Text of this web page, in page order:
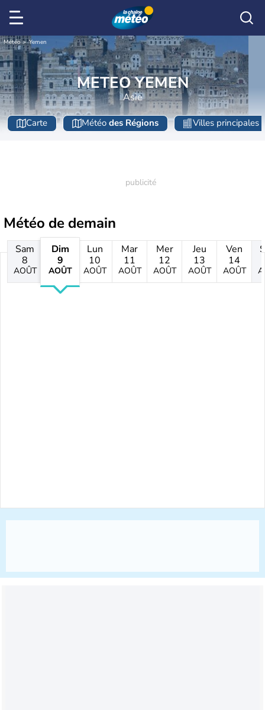
Météo Yemen
METEO YEMEN
Asie
Carte Météo des Régions Villes principales
Météo de demain
Sam
8
AOÛT
Dim
9
AOÛT
Lun
10
AOÛT
Mar
11
AOÛT
Mer
12
AOÛT
Jeu
13
AOÛT
Ven
14
AOÛT